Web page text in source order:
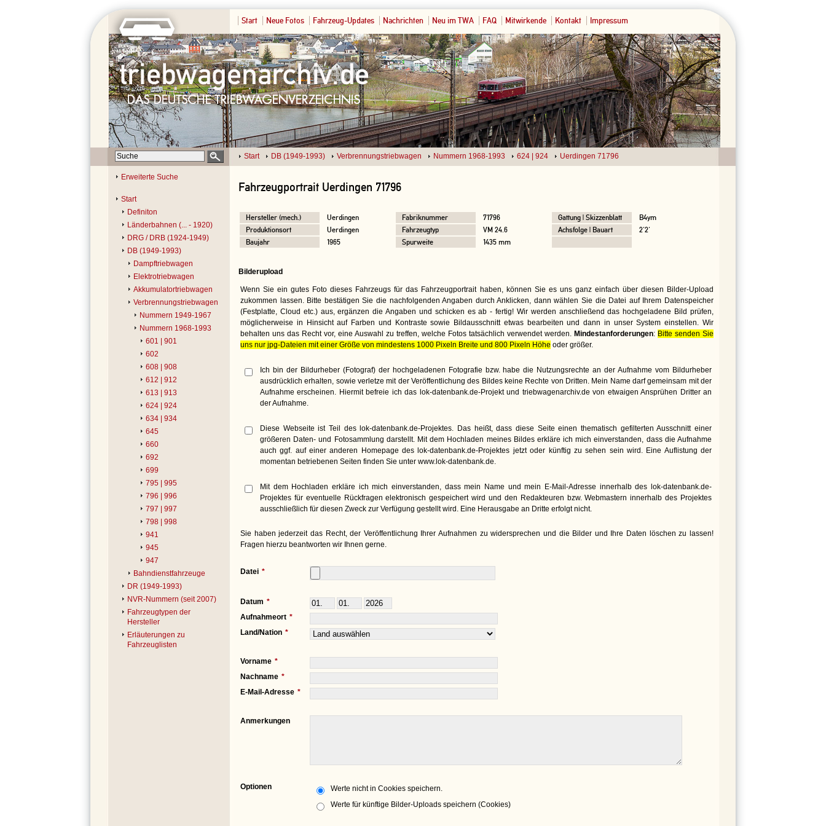
Start Neue Fotos Fahrzeug-Updates Nachrichten Neu im TWA FAQ Mitwirkende Kontakt Impressum
Start DB (1949-1993) Verbrennungstriebwagen Nummern 1968-1993 624 | 924 Uerdingen 71796
Erweiterte Suche
Start
Definiton
Länderbahnen (... - 1920)
DRG / DRB (1924-1949)
DB (1949-1993)
Dampftriebwagen
Elektrotriebwagen
Akkumulatortriebwagen
Verbrennungstriebwagen
Nummern 1949-1967
Nummern 1968-1993
601 | 901
602
608 | 908
612 | 912
613 | 913
624 | 924
634 | 934
645
660
692
699
795 | 995
796 | 996
797 | 997
798 | 998
941
945
947
Bahndienstfahrzeuge
DR (1949-1993)
NVR-Nummern (seit 2007)
Fahrzeugtypen der
Hersteller
Erläuterungen zu
Fahrzeuglisten
Fahrzeugportrait Uerdingen 71796
Hersteller (mech.) Uerdingen Fabriknummer 71796 Gattung | Skizzenblatt
B4ym
Produktionsort
Uerdingen Fahrzeugtyp VM 24.6 Achsfolge | Bauart
2'2'
Baujahr
1965 Spurweite 1435 mm
Bilderupload
Wenn Sie ein gutes Foto dieses Fahrzeugs für das Fahrzeugportrait haben, können Sie es uns ganz einfach über diesen Bilder-Upload
zukommen lassen. Bitte bestätigen Sie die nachfolgenden Angaben durch Anklicken, dann wählen Sie die Datei auf Ihrem Datenspeicher
(Festplatte, Cloud etc.) aus, ergänzen die Angaben und schicken es ab - fertig! Wir werden anschließend das hochgeladene Bild prüfen,
möglicherweise in Hinsicht auf Farben und Kontraste sowie Bildausschnitt etwas bearbeiten und dann in unser System einstellen. Wir
behalten uns das Recht vor, eine Auswahl zu treffen, welche Fotos tatsächlich verwendet werden. Mindestanforderungen: Bitte senden Sie
uns nur jpg-Dateien mit einer Größe von mindestens 1000 Pixeln Breite und 800 Pixeln Höhe oder größer.
Ich bin der Bildurheber (Fotograf) der hochgeladenen Fotografie bzw. habe die Nutzungsrechte an der Aufnahme vom Bildurheber
ausdrücklich erhalten, sowie verletze mit der Veröffentlichung des Bildes keine Rechte von Dritten. Mein Name darf gemeinsam mit der
Aufnahme erscheinen. Hiermit befreie ich das lok-datenbank.de-Projekt und triebwagenarchiv.de von etwaigen Ansprühen Dritter an
der Aufnahme.
Diese Webseite ist Teil des lok-datenbank.de-Projektes. Das heißt, dass diese Seite einen thematisch gefilterten Ausschnitt einer
größeren Daten- und Fotosammlung darstellt. Mit dem Hochladen meines Bildes erkläre ich mich einverstanden, dass die Aufnahme
auch ggf. auf einer anderen Homepage des lok-datenbank.de-Projektes jetzt oder künftig zu sehen sein wird. Eine Auflistung der
momentan betriebenen Seiten finden Sie unter www.lok-datenbank.de.
Mit dem Hochladen erkläre ich mich einverstanden, dass mein Name und mein E-Mail-Adresse innerhalb des lok-datenbank.de-
Projektes für eventuelle Rückfragen elektronisch gespeichert wird und den Redakteuren bzw. Webmastern innerhalb des Projektes
ausschließlich für diesen Zweck zur Verfügung gestellt wird. Eine Herausgabe an Dritte erfolgt nicht.
Sie haben jederzeit das Recht, der Veröffentlichung Ihrer Aufnahmen zu widersprechen und die Bilder und Ihre Daten löschen zu lassen!
Fragen hierzu beantworten wir Ihnen gerne.
Datei
Datum
Aufnahmeort
Land/Nation
Vorname
Nachname
E-Mail-Adresse
Anmerkungen
Optionen
Werte nicht in Cookies speichern.
Werte für künftige Bilder-Uploads speichern (Cookies)